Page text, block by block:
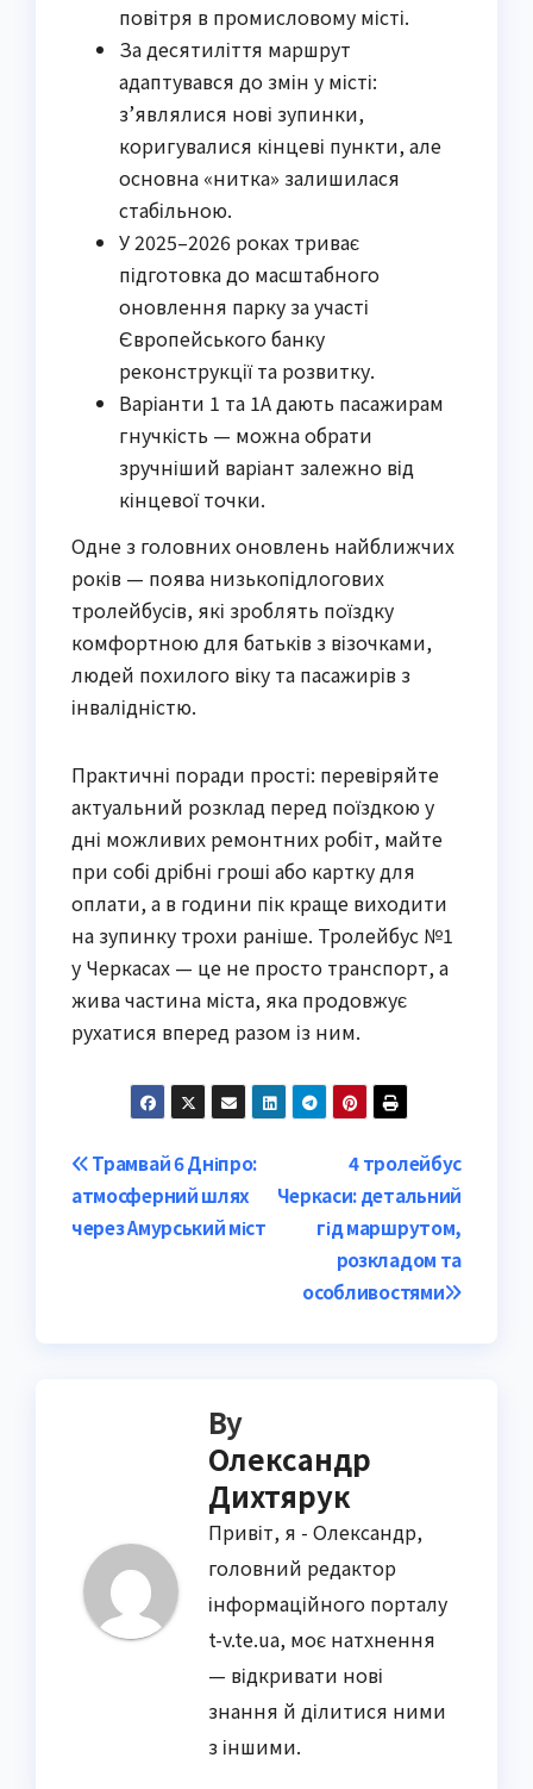
повітря в промисловому місті.
За десятиліття маршрут
адаптувався до змін у місті:
з’являлися нові зупинки,
коригувалися кінцеві пункти, але
основна «нитка» залишилася
стабільною.
У 2025–2026 роках триває
підготовка до масштабного
оновлення парку за участі
Європейського банку
реконструкції та розвитку.
Варіанти 1 та 1А дають пасажирам
гнучкість — можна обрати
зручніший варіант залежно від
кінцевої точки.
Одне з головних оновлень найближчих
років — поява низькопідлогових
тролейбусів, які зроблять поїздку
комфортною для батьків з візочками,
людей похилого віку та пасажирів з
інвалідністю.
Практичні поради прості: перевіряйте
актуальний розклад перед поїздкою у
дні можливих ремонтних робіт, майте
при собі дрібні гроші або картку для
оплати, а в години пік краще виходити
на зупинку трохи раніше. Тролейбус №1
у Черкасах — це не просто транспорт, а
жива частина міста, яка продовжує
рухатися вперед разом із ним.
Post
navigation
4 тролейбус
Черкаси: детальний
гід маршрутом,
розкладом та
особливостями
Трамвай 6 Дніпро:
атмосферний шлях
через Амурський міст
By
Олександр
Дихтярук
Привіт, я - Олександр,
головний редактор
інформаційного порталу
t-v.te.ua, моє натхнення
— відкривати нові
знання й ділитися ними
з іншими.